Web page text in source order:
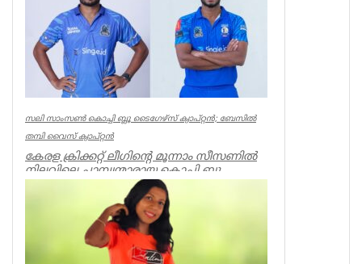
സലി സാംസണ്‍ കൊച്ചി ബ്ലൂ ടൈഗേഴ്‌സ് ക്യാപ്റ്റന്‍; ബേസില്‍
തമ്പി വൈസ് ക്യാപ്റ്റന്‍
കേരള ക്രിക്കറ്റ് ലീഗിന്റെ മൂന്നാം സീസണില്‍
നിലവിലെ ചാമ്പ്യന്മാരായ കൊച്ചി ബ്ലൂ
ടൈഗേഴ്‌സിന്റെ ക്യാപ്റ...